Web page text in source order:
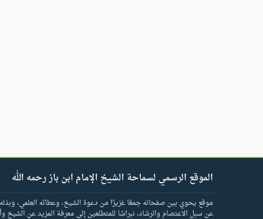
الموقع الرسمي لسماحة الشيخ الإمام ابن باز رحمه الله
موقع يحوي بين صفحاته جمعًا غزيرًا من دعوة الشيخ، وعطائه العلمي،
عن سبل الاعتصام والرشاد، نبراسًا للمتطلعين إلى معرفة المزيد عن الشيخ